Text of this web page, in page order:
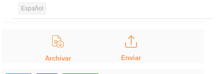
Español
Archivar Enviar